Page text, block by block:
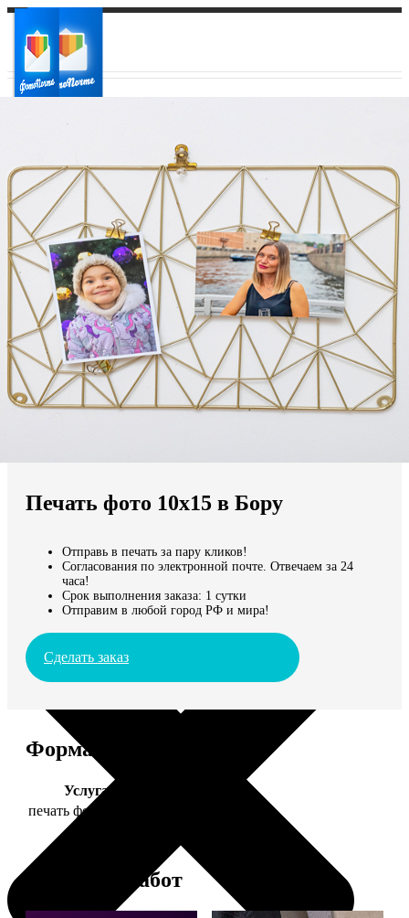
Ваш город:
Ваш регион доставки
Выберите из списка:
Мы доставляем по всему миру
Продолжить без города
Печать фото 10х15 в Бору
Отправь в печать за пару кликов!
Согласования по электронной почте. Отвечаем за 24
часа!
Срок выполнения заказа: 1 сутки
Отправим в любой город РФ и мира!
Сделать заказ
Форматы и цены
Услуга
печать фото 10х15
Примеры работ